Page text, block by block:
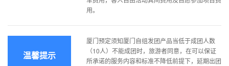
用。
温馨提示
厦门预定须知厦门自组发团产品当低于成团人数
（10人）不能成团时，旅游者同意，在可以保证
所承诺的服务内容和标准不降低前提下，延期出团